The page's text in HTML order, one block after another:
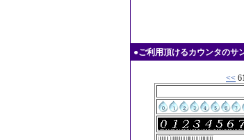
●ご利用頂けるカウンタのサ
<<